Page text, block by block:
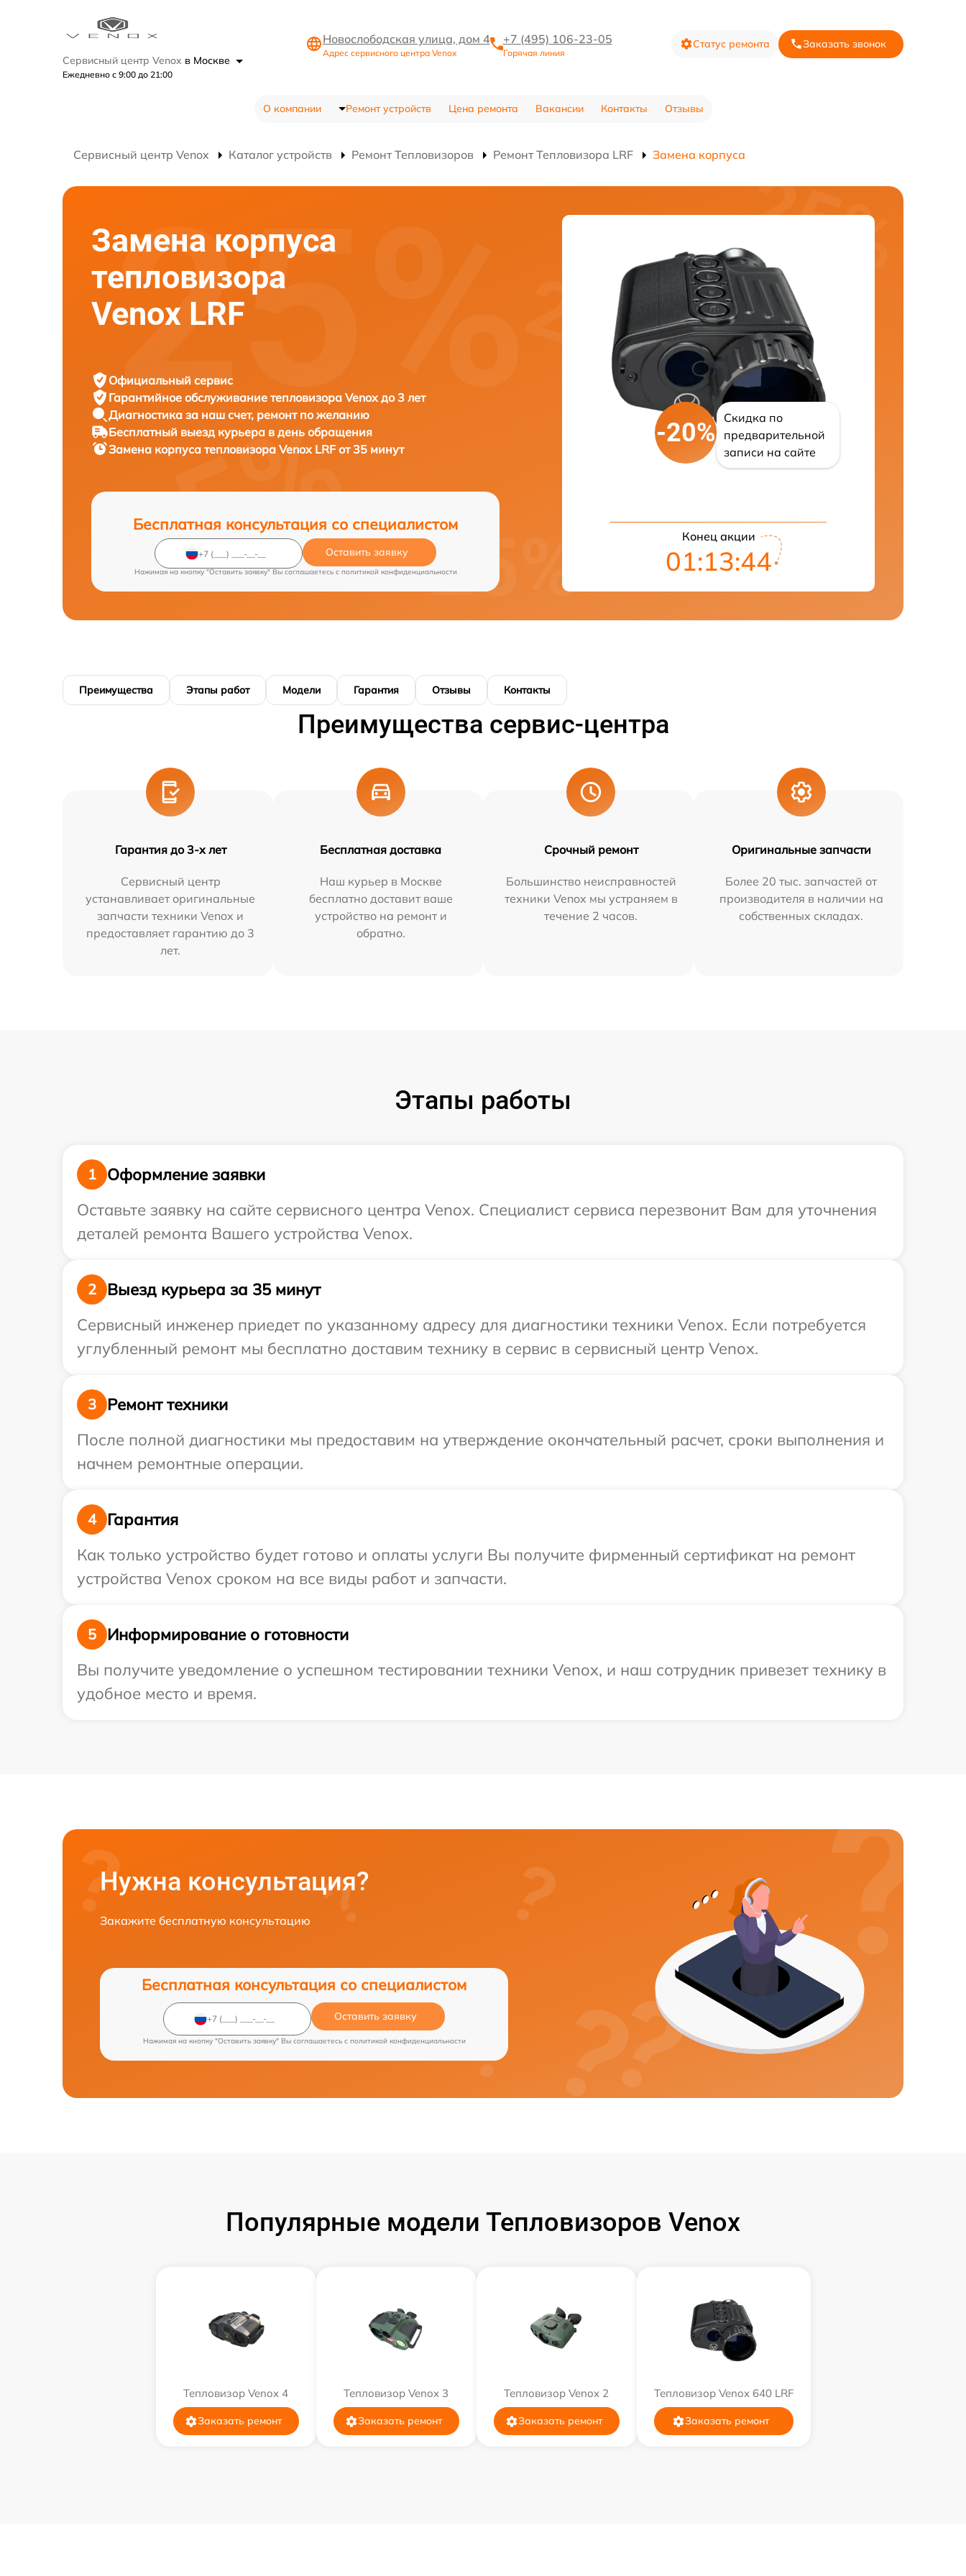
Сервисный центр Venox в Москве
Ежедневно с 9:00 до 21:00
Новослободская улица, дом 4
Адрес сервисного центра Venox
+7 (495) 106-23-05
Горячая линия
Статус ремонта Заказать звонок
О компании Ремонт устройств Цена ремонта Вакансии Контакты Отзывы
Сервисный центр Venox Каталог устройств Ремонт Тепловизоров Ремонт Тепловизора LRF Замена корпуса
Замена корпуса
тепловизора
Venox LRF
Официальный сервис
Гарантийное обслуживание тепловизора Venox до 3 лет
Диагностика за наш счет, ремонт по желанию
Бесплатный выезд курьера в день обращения
Замена корпуса тепловизора Venox LRF от 35 минут
Бесплатная консультация со специалистом
Оставить заявку
Нажимая на кнопку "Оставить заявку" Вы соглашаетесь c политикой конфиденциальности
-20%
Скидка по
предварительной
записи на сайте
Конец акции
01:13:43
Преимущества Этапы работ Модели Гарантия Отзывы Контакты
Преимущества сервис-центра
Гарантия до 3-х лет
Сервисный центр
устанавливает оригинальные
запчасти техники Venox и
предоставляет гарантию до 3
лет.
Бесплатная доставка
Наш курьер в Москве
бесплатно доставит ваше
устройство на ремонт и
обратно.
Срочный ремонт
Большинство неисправностей
техники Venox мы устраняем в
течение 2 часов.
Оригинальные запчасти
Более 20 тыс. запчастей от
производителя в наличии на
собственных складах.
Этапы работы
1
Оформление заявки
Оставьте заявку на сайте сервисного центра Venox. Специалист сервиса перезвонит Вам для уточнения
деталей ремонта Вашего устройства Venox.
2
Выезд курьера за 35 минут
Сервисный инженер приедет по указанному адресу для диагностики техники Venox. Если потребуется
углубленный ремонт мы бесплатно доставим технику в сервис в сервисный центр Venox.
3
Ремонт техники
После полной диагностики мы предоставим на утверждение окончательный расчет, сроки выполнения и
начнем ремонтные операции.
4
Гарантия
Как только устройство будет готово и оплаты услуги Вы получите фирменный сертификат на ремонт
устройства Venox сроком на все виды работ и запчасти.
5
Информирование о готовности
Вы получите уведомление о успешном тестировании техники Venox, и наш сотрудник привезет технику в
удобное место и время.
Нужна консультация?
Закажите бесплатную консультацию
Бесплатная консультация со специалистом
Оставить заявку
Нажимая на кнопку "Оставить заявку" Вы соглашаетесь c политикой конфиденциальности
Популярные модели Тепловизоров Venox
Тепловизор Venox 4
Заказать ремонт
Тепловизор Venox 3
Заказать ремонт
Тепловизор Venox 2
Заказать ремонт
Тепловизор Venox 640 LRF
Заказать ремонт